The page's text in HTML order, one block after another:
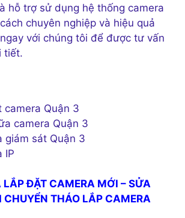
hỗ trợ sử dụng hệ thống camera
chuyên nghiệp và hiệu quả
với chúng tôi để được tư vấn
tiết.
camera Quận 3
camera Quận 3
giám sát Quận 3
IP
LẮP ĐẶT CAMERA MỚI – SỬA
CHUYỂN THÁO LẮP CAMERA